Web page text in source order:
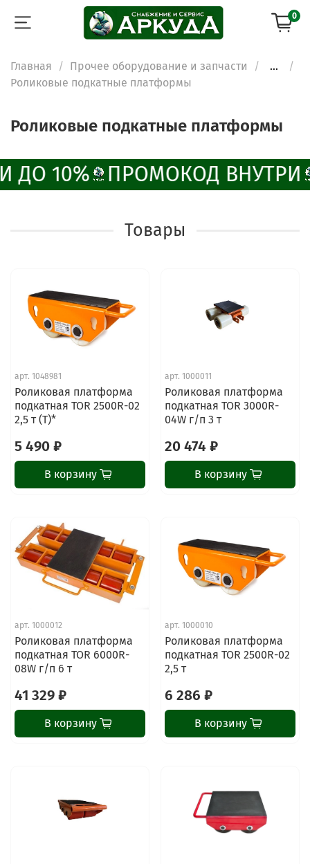
0
Главная Прочее оборудование и запчасти
...
Роликовые подкатные платформы
Роликовые подкатные платформы
ДО 10% ПРОМОКОД ВНУТРИ
Товары
арт. 1048981
Роликовая платформа
подкатная TOR 2500R-02
2,5 т (T)*
5 490 ₽
В корзину
арт. 1000011
Роликовая платформа
подкатная TOR 3000R-
04W г/п 3 т
20 474 ₽
В корзину
арт. 1000012
Роликовая платформа
подкатная TOR 6000R-
08W г/п 6 т
41 329 ₽
В корзину
арт. 1000010
Роликовая платформа
подкатная TOR 2500R-02
2,5 т
6 286 ₽
В корзину